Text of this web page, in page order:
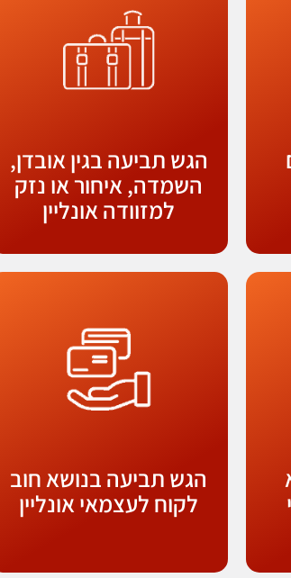
הגש תביעה בגין אובדן,
השמדה, איחור או נזק
למזוודה אונליין
הגש תביעה בנושא חוב
לקוח לעצמאי אונליין